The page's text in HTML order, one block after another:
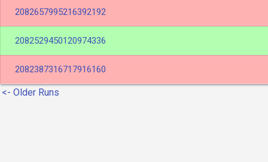
2082657995216392192
2082529450120974336
2082387316717916160
<- Older Runs